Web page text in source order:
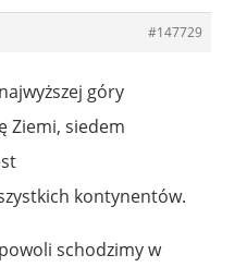
#147729
góry
Ziemi, siedem
kontynentów.
schodzimy w